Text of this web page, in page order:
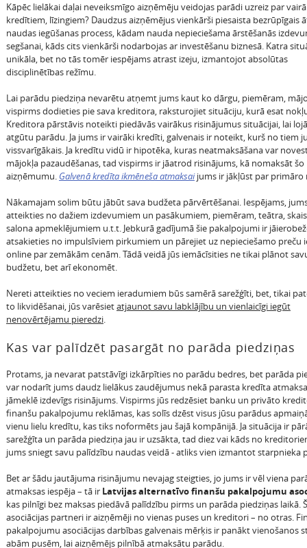
Kāpēc lielākai daļai neveiksmīgo aizņēmēju veidojas parādi uzreiz par
kredītiem, līzingiem? Daudzus aizņēmējus vienkārši piesaista bezrūpīgais
naudas iegūšanas process, kādam nauda nepieciešama ārstēšanās
segšanai, kāds cits vienkārši nodarbojas ar investēšanu biznesā. Katra
unikāla, bet no tās tomēr iespējams atrast izeju, izmantojot absolūtas
disciplinētības režīmu.
Lai parādu piedziņa nevarētu atņemt jums kaut ko dārgu, piemēram,
vispirms dodieties pie sava kreditora, raksturojiet situāciju, kurā esat
Kreditora pārstāvis noteikti piedāvās vairākus risinājumus situācijai, lai
atgūtu parādu. Ja jums ir vairāki kredīti, galvenais ir noteikt, kurš no tiem
vissvarīgākais. Ja kredītu vidū ir hipotēka, kuras neatmaksāšana var
mājokļa pazaudēšanas, tad vispirms ir jāatrod risinājums, kā nomaksāt šo
aizņēmumu. Galvenā kredīta ikmēneša atmaksaijums ir jākļūst par primāro
Nākamajam solim būtu jābūt sava budžeta pārvērtēšanai. Iespējams,
atteikties no dažiem izdevumiem un pasākumiem, piemēram, teātra,
salona apmeklējumiem u.t.t. Jebkurā gadījumā šie pakalpojumi ir
atsakieties no impulsīviem pirkumiem un pārejiet uz nepieciešamo preču
online par zemākām cenām. Tādā veidā jūs iemācīsities ne tikai plānot
budžetu, bet arī ekonomēt.
Nereti atteikties no veciem ieradumiem būs samērā sarežģīti, bet, tikai
to likvidēšanai, jūs varēsietatjaunot savu labklājību un vienlaicīgi iegūt
nenovērtējamu pieredzi.
Kas var palīdzēt pasargāt no parāda piedziņas
Protams, ja nevarat patstāvīgi izkārpīties no parādu bedres, bet parāda
var nodarīt jums daudz lielākus zaudējumus nekā parasta kredīta
jāmeklē izdevīgs risinājums. Vispirms jūs redzēsiet banku un privāto
finanšu pakalpojumu reklāmas, kas solīs dzēst visus jūsu parādus
vienu lielu kredītu, kas tiks noformēts jau šajā kompānijā. Ja situācija ir
sarežģīta un parāda piedziņa jau ir uzsākta, tad diez vai kāds no
jums sniegt savu palīdzību naudas veidā - atliks vien izmantot starpnieka
Bet ar šādu jautājuma risinājumu nevajag steigties, jo jums ir vēl viena
atmaksas iespēja – tā ir Latvijas alternatīvo finanšu pakalpojumu
kas pilnīgi bez maksas piedāvā palīdzību pirms un parāda piedziņas laikā.
asociācijas partneri ir aizņēmēji no vienas puses un kreditori – no otras.
pakalpojumu asociācijas darbības galvenais mērķis ir panākt vienošanos
abām pusēm, lai aizņēmējs pilnībā atmaksātu parādu.